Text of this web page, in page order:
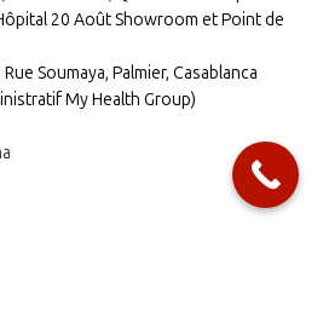
20 Août Showroom et Point de
Rue Soumaya, Palmier, Casablanca
My Health Group)